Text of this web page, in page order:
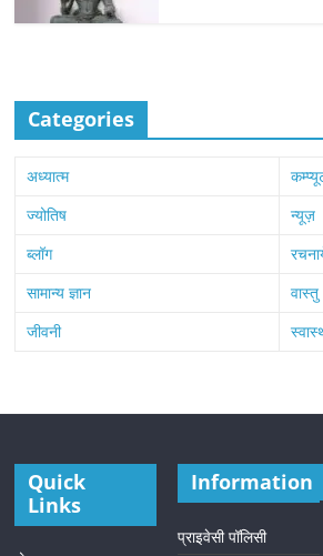
Categories
अध्यात्म
ज्योतिष
न्यूज़
ब्लॉग
सामान्य ज्ञान
वास्तु
जीवनी
Quick
Links
Information
प्राइवेसी पॉलिसी